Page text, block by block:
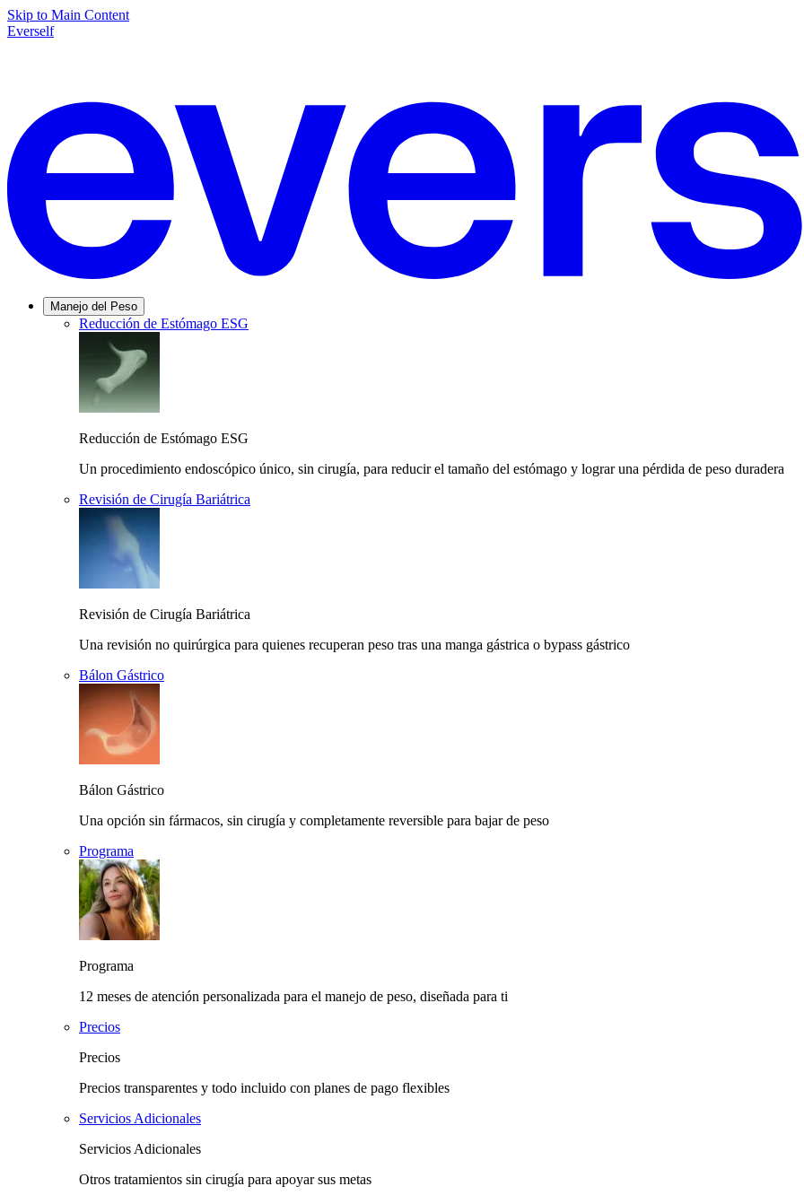
Skip to Main Content
Everself
Manejo del Peso
Reducción de Estómago ESG
Reducción de Estómago ESG
Un procedimiento endoscópico único, sin cirugía, para reducir el tamaño del estómago y lograr una pérdida de peso duradera
Revisión de Cirugía Bariátrica
Revisión de Cirugía Bariátrica
Una revisión no quirúrgica para quienes recuperan peso tras una manga gástrica o bypass gástrico
Bálon Gástrico
Bálon Gástrico
Una opción sin fármacos, sin cirugía y completamente reversible para bajar de peso
Programa
Programa
12 meses de atención personalizada para el manejo de peso, diseñada para ti
Precios
Precios
Precios transparentes y todo incluido con planes de pago flexibles
Servicios Adicionales
Servicios Adicionales
Otros tratamientos sin cirugía para apoyar sus metas